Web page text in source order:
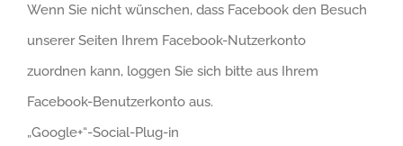
Wenn Sie nicht wünschen, dass Facebook den Besuch
unserer Seiten Ihrem Facebook-Nutzerkonto
zuordnen kann, loggen Sie sich bitte aus Ihrem
Facebook-Benutzerkonto aus.
„Google+“-Social-Plug-in